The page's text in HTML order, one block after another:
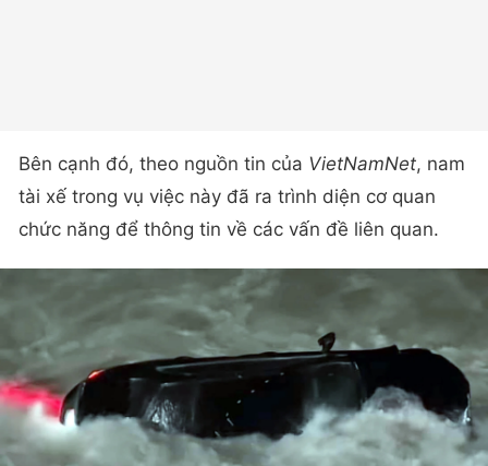
Bên cạnh đó, theo nguồn tin của VietNamNet, nam
tài xế trong vụ việc này đã ra trình diện cơ quan
chức năng để thông tin về các vấn đề liên quan.